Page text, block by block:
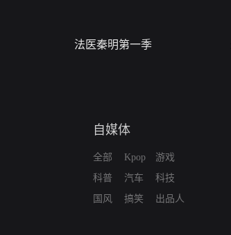
法医秦明第一季
自媒体
全部
科普
国风
Kpop
汽车
搞笑
游戏
科技
出品人